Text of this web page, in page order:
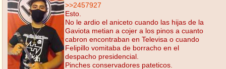
>>2457927
Esto.
No le ardio el aniceto cuando las hijas de la
Gaviota metian a cojer a los pinos a cuanto
cabron encontraban en Televisa o cuando
Felipillo vomitaba de borracho en el
despacho presidencial.
Pinches conservadores pateticos.